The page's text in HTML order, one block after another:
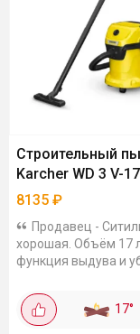
Строительный
Karcher WD 3 V-
8135 ₽
Продавец -
хорошая. Объём 17
функция выдува и
17°